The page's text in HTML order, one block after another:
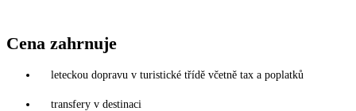
Cena zahrnuje
leteckou dopravu v turistické třídě včetně tax a poplatků
transfery v destinaci